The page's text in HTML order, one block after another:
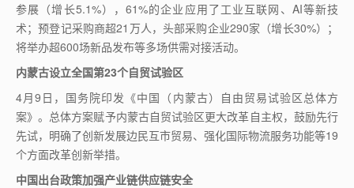
参展（增长5.1%）， 61%的企业应用了工业互联网、 AI等新技
术；预登记采购商超21 万人，头部采购企业290家（增长30%）；
将举办超600场新品发布等多场供需对接活动。
内蒙古设立全国第23个自贸试验区
4月9 日，国务院印发《中国（内蒙古）自由贸易试验区总体方
案》。总体方案赋予内蒙古自贸试验区更大改革自主权，鼓励先行
先试，明确了创新发展边民互市贸易、强化国际物流服务功能等19
个方面改革创新举措。
中国出台政策加强产业链供应链安全